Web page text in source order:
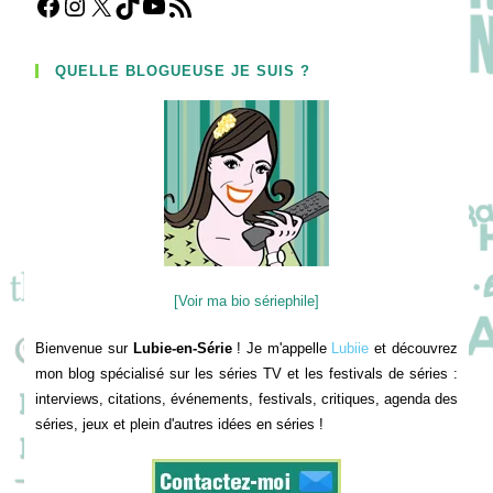
Facebook
Instagram
X TikTokYouTube
Flux RSS
QUELLE BLOGUEUSE JE SUIS ?
[Voir ma bio sériephile]
Bienvenue sur Lubie-en-Série! Je m'appelle Lubiie et découvrez
mon blog spécialisé sur les séries TV et les festivals de séries :
interviews, citations, événements, festivals, critiques, agenda des
séries, jeux et plein d'autres idées en séries !